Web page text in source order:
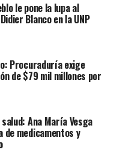
le pone la lupa al
Blanco en la UNP
Procuraduría exige
de $79 mil millones por
Ana María Vesga
medicamentos y